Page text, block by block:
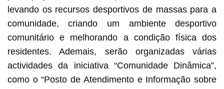
levando os recursos desportivos de massas para a
comunidade, criando um ambiente desportivo
comunitário e melhorando a condição física dos
residentes. Ademais, serão organizadas várias
actividades da iniciativa “Comunidade Dinâmica”,
como o “Posto de Atendimento e Informação sobre